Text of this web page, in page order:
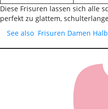
Diese Frisuren lassen sich alle
perfekt zu glattem,
See also Frisuren Damen